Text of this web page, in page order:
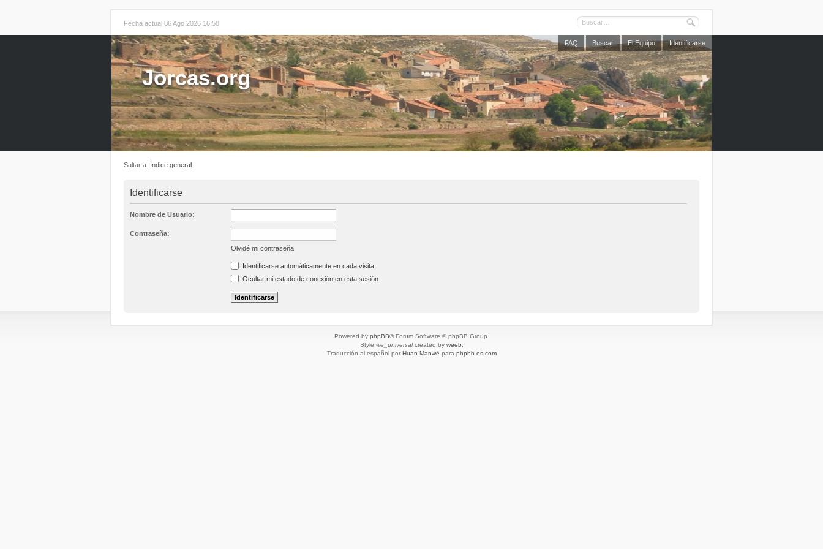
Fecha actual 06 Ago 2026 16:58
FAQ Buscar El Equipo Identificarse
Jorcas.org
Saltar a: Índice general
Identificarse
Nombre de Usuario:
Contraseña:
Olvidé mi contraseña
Identificarse automáticamente en cada visita
Ocultar mi estado de conexión en esta sesión
Powered by phpBB® Forum Software © phpBB Group.
Style we_universalcreated by weeb
Traducción al español por Huan Manwë para phpbb-es.com